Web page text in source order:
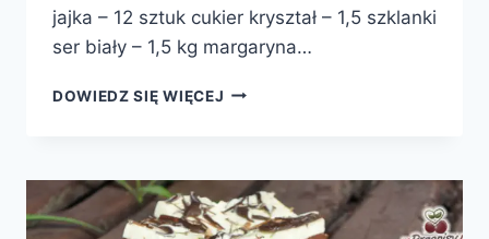
jajka – 12 sztuk cukier kryształ – 1,5 szklanki
ser biały – 1,5 kg margaryna…
DOWIEDZ SIĘ WIĘCEJ MUS